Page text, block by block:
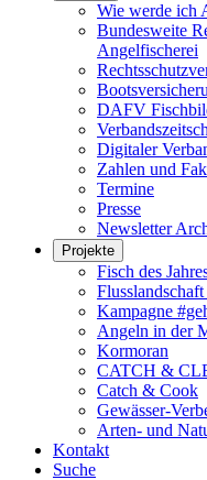
Wie werde ich
Bundesweite
Angelfischerei
DAFV
Digitaler
Zahlen und
Termine
Presse
Newsletter
Projekte
Fisch des
Flusslandschaft
Kampagne
Angeln in der
Kormoran
CATCH &
Catch & Cook
Gewässer-
Arten- und
Kontakt
Suche